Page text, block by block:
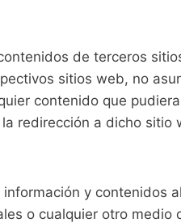
de terceros
sitios web, no
contenido que
redirección a dicho
información y
o cualquier otro